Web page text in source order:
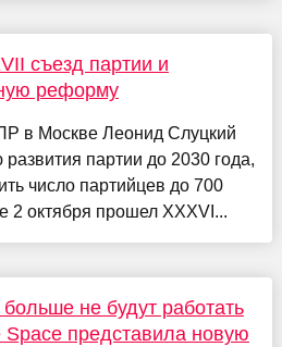
съезд партии и
реформу
в Москве Леонид Слуцкий
развития партии до 2030 года,
число партийцев до 700
2 октября прошел XXXVI...
не будут работать
Space представила новую